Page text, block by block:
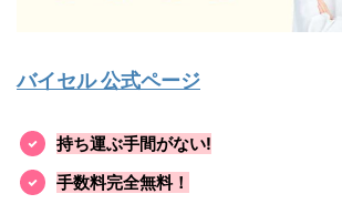
バイセル 公式ページ
持ち運ぶ手間がない!
手数料完全無料！